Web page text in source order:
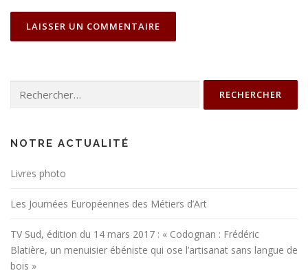
NOTRE ACTUALITÉ
Livres photo
Les Journées Européennes des Métiers d’Art
TV Sud, édition du 14 mars 2017 : « Codognan : Frédéric
Blatière, un menuisier ébéniste qui ose l’artisanat sans langue de
bois »